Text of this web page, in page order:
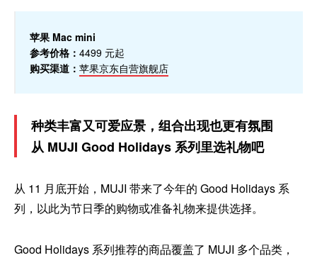
苹果 Mac mini
参考价格： 4499 元起
购买渠道： 苹果京东自营旗舰店
种类丰富又可爱应景，组合出现也更有氛围
从 MUJI Good Holidays 系列里选礼物吧
从 11 月底开始，MUJI 带来了今年的 Good Holidays 系
列，以此为节日季的购物或准备礼物来提供选择。
Good Holidays 系列推荐的商品覆盖了 MUJI 多个品类，